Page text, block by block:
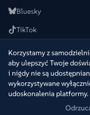
Bluesky
TikTok
© 2022-2026 +2Télé.
przez Warpy
v1.5.5·
Korzystamy z
aby ulepszyć Twoje
i nigdy nie są
wykorzystywane
udoskonalenia platformy.